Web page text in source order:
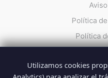
Política
Política
Utilizamos cookies